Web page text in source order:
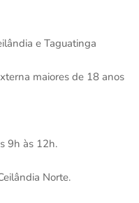
e Taguatinga
maiores de 18 anos
9h às 12h.
Norte.